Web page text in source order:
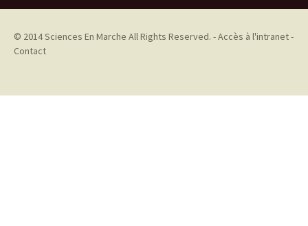
© 2014Sciences En Marche All Rights Reserved. -Accès à l'intranet-
Contact